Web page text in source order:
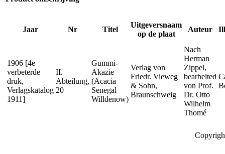
Jaar Nr Titel
Uitgeversnaam
op de plaat
Auteur
1906 [4e
verbeterde
druk,
Verlagskatalog
1911]
II.
Abteilung,
20
Gummi-
Akazie
(Acacia
Senegal
Willdenow)
Verlag von
Friedr. Vieweg
& Sohn,
Braunschweig
Nach
Herman
Zippel,
bearbeited
von Prof.
Dr. Otto
Wilhelm
Thomé